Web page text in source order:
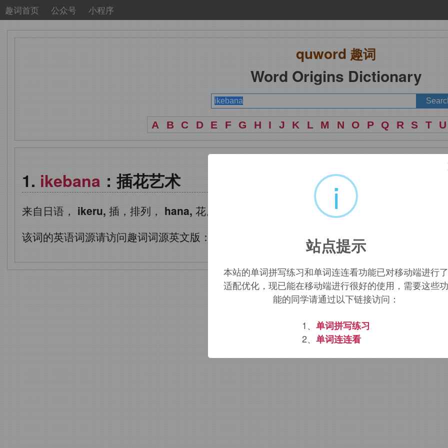
趣词首页 公众号 小程序
quword 趣词
Word Origins Dictionary
A B C D E F G H I J K L M N O P Q R S T U
ikebana ：插花艺术
来自日语， ikeru, 插，排列， hana, 花。可能最终来自汉语。
该词的英语词源请访问趣词词源英文版：
ikebana 含义。
i
站点提示
本站的单词拼写练习和单词连连看功能已对移动端进行了
适配优化，现已能在移动端进行很好的使用，需要这些功
能的同学请通过以下链接访问：
1、 单词拼写练习
2、 单词连连看